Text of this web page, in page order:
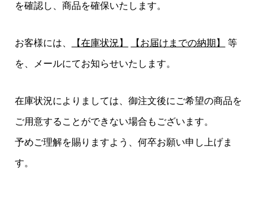
を確認し、商品を確保いたします。
お客様には、 【在庫状況】 【お届けまでの納期】 等
を、メールにてお知らせいたします。
在庫状況によりましては、御注文後にご希望の商品を
ご用意することができない場合もございます。
予めご理解を賜りますよう、何卒お願い申し上げま
す。